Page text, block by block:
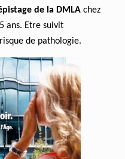
de la DMLA chez
ans. Etre suivit
de pathologie.